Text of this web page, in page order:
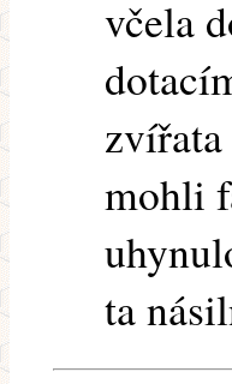
včela
mohli
ta